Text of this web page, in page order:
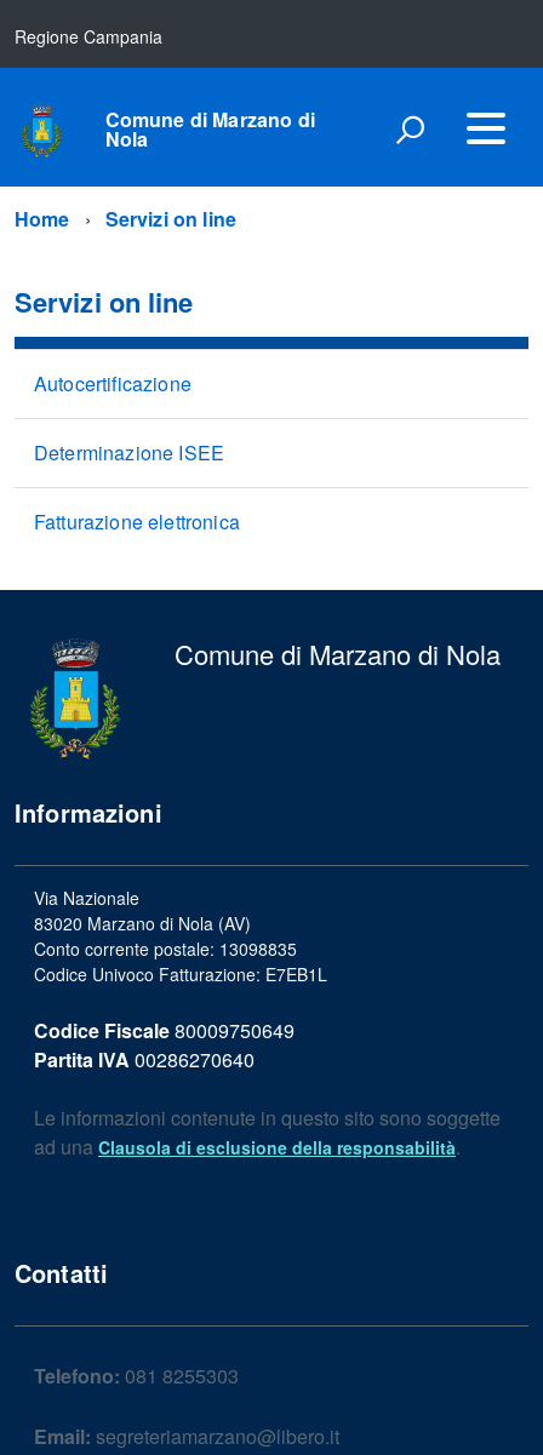
Regione Campania
Comune di Marzano di
Nola
Home Servizi on line
Servizi on line
Autocertificazione
Determinazione ISEE
Fatturazione elettronica
Comune di Marzano di Nola
Informazioni
Via Nazionale
83020 Marzano di Nola (AV)
Conto corrente postale: 13098835
Codice Univoco Fatturazione: E7EB1L
Codice Fiscale80009750649
Partita IVA 00286270640
Le informazioni contenute in questo sito sono soggette
ad una Clausola di esclusione della responsabilità.
Contatti
Telefono: 081 8255303
Email: segreteriamarzano@libero.it